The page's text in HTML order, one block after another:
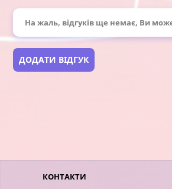
На жаль, відгуків ще немає, Ви
ДОДАТИ ВІДГУК
КОНТАКТИ